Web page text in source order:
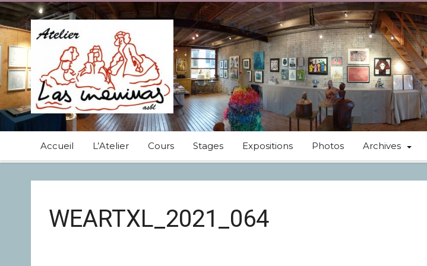
Accueil L’Atelier Cours Stages Expositions Photos Archives
WEARTXL_2021_064